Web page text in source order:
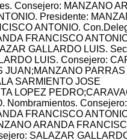
Consejero: MANZANO
Presidente:
ANTONIO.
FRANCISCO
GALLARDO LUIS.
LUIS. Consejero:
JUAN;MANZANO PARRAS
SARMIENTO JOSE
LOPEZ
Nombramientos. Consejero:
FRANCISCO
ARANDA
SALAZAR